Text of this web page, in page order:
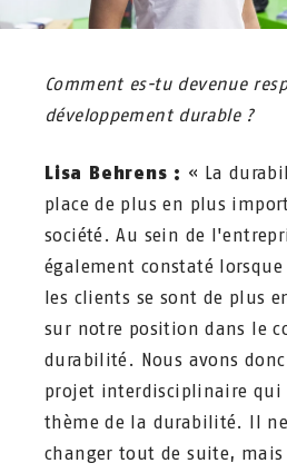
Comment es-tu devenue
développement durable ?
Lisa Behrens : « La
place de plus en plus
société. Au sein de
également constaté
les clients se sont de plus
sur notre position dans le
durabilité. Nous avons
projet interdisciplinaire qui
thème de la durabilité. Il
changer tout de suite, mais